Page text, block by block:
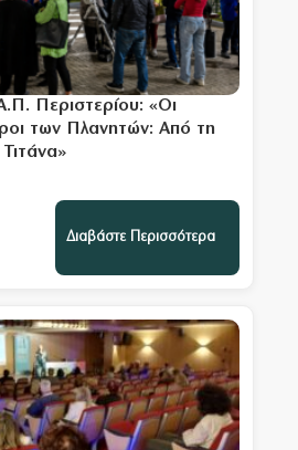
Περιστερίου: «Οι
των Πλανητών: Από τη
Διαβάστε Περισσότερα